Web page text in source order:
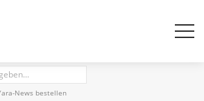
News bestellen